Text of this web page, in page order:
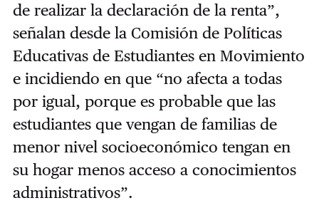
de realizar la declaración de la renta”,
señalan desde la Comisión de Políticas
Educativas de Estudiantes en Movimiento
e incidiendo en que “no afecta a todas
por igual, porque es probable que las
estudiantes que vengan de familias de
menor nivel socioeconómico tengan en
su hogar menos acceso a conocimientos
administrativos”.